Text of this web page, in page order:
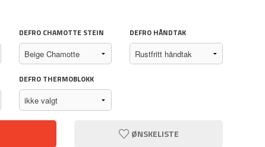
DEFRO CHAMOTTE STEIN DEFRO HÅNDTAK
DEFRO THERMOBLOKK
ØNSKELISTE